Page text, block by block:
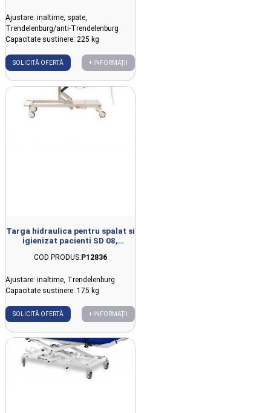
Ajustare: inaltime, spate,
Trendelenburg/anti-Trendelenburg
Capacitate sustinere: 225 kg
SOLICITĂ OFERTĂ + INFORMAȚII
Targa hidraulica pentru spalat si
igienizat pacienti SD 08,
COD PRODUS:P12836
Ajustare: inaltime, Trendelenburg
Capacitate sustinere: 175 kg
SOLICITĂ OFERTĂ + INFORMAȚII